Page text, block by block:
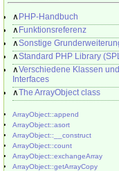
∧ PHP-Handbuch
∧ Funktionsreferenz
∧Sonstige
∧Standard PHP Library
∧Verschiedene Klassen und
Interfaces
∧The ArrayObject class
ArrayObject::append
ArrayObject::asort
ArrayObject::__construct
ArrayObject::count
ArrayObject::exchangeArray
ArrayObject::getArrayCopy